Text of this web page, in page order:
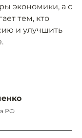
экономики, а с
тем, кто
и улучшить
РФ